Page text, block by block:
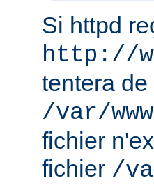
Si httpd
http://
tentera
/var/
fichier
fichier /